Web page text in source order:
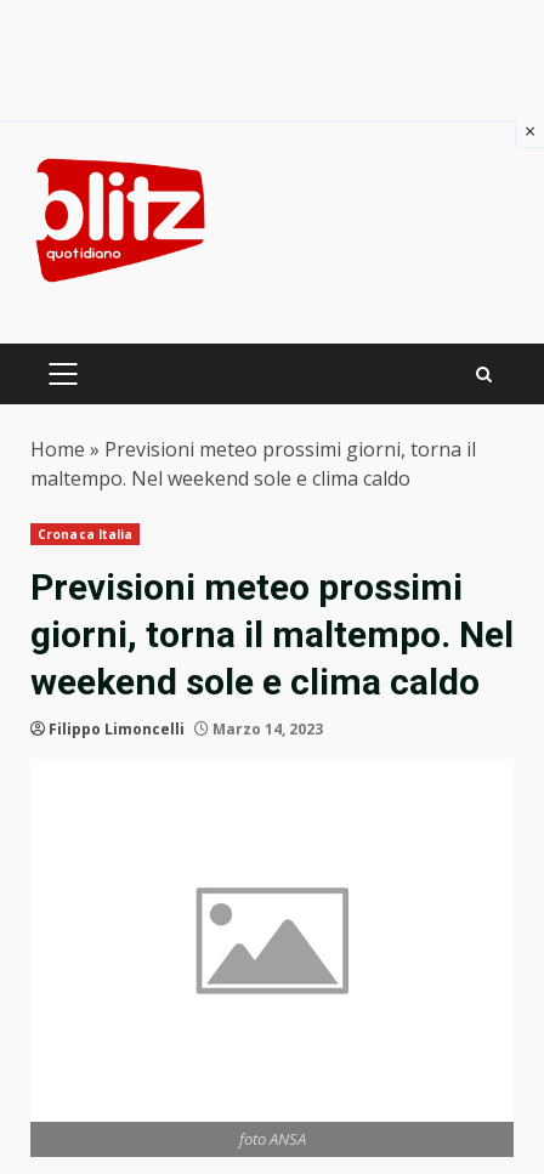
content
PRIMARY
Home » Previsioni meteo prossimi giorni, torna il
maltempo. Nel weekend sole e clima caldo
Cronaca Italia
Previsioni meteo prossimi
giorni, torna il maltempo. Nel
weekend sole e clima caldo
Filippo Limoncelli Marzo 14, 2023
foto ANSA
×